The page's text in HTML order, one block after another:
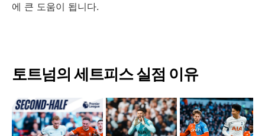
에 큰 도움이 됩니다.
토트넘의 세트피스 실점 이유